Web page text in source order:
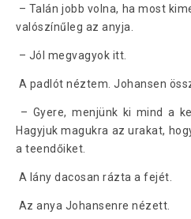
– Talán jobb volna, ha most
valószínűleg az anyja.
– Jól megvagyok itt.
A padlót néztem. Johansen
– Gyere, menjünk ki mind a
Hagyjuk magukra az urakat,
a teendőiket.
A lány dacosan rázta a fejét.
Az anya Johansenre nézett.